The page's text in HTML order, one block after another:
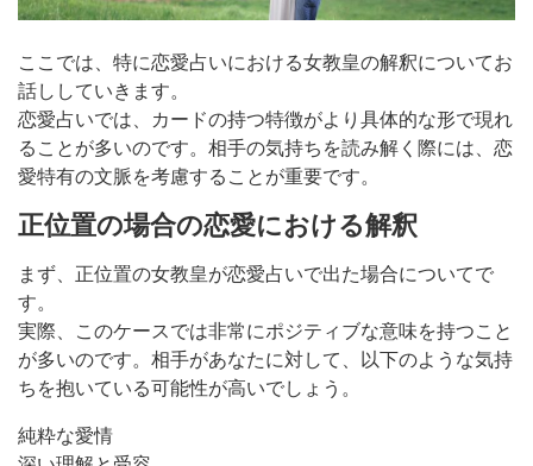
ここでは、特に恋愛占いにおける女教皇の解釈についてお
話ししていきます。
恋愛占いでは、カードの持つ特徴がより具体的な形で現れ
ることが多いのです。相手の気持ちを読み解く際には、恋
愛特有の文脈を考慮することが重要です。
正位置の場合の恋愛における解釈
まず、正位置の女教皇が恋愛占いで出た場合についてで
す。
実際、このケースでは非常にポジティブな意味を持つこと
が多いのです。相手があなたに対して、以下のような気持
ちを抱いている可能性が高いでしょう。
純粋な愛情